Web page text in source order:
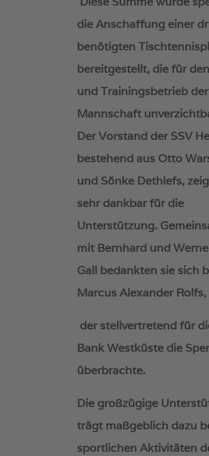
die Anschaffung einer
benötigten
bereitgestellt, die für
und Trainingsbetrieb der
Mannschaft
Der Vorstand der SSV
bestehend aus Otto
und Sönke Dethlefs,
sehr dankbar für die
Unterstützung.
mit Bernhard und
Gall bedankten sie sich
Marcus Alexander Rolfs,
der stellvertretend für
Bank Westküste die
überbrachte.
Die großzügige
trägt maßgeblich dazu
sportlichen Aktivitäten